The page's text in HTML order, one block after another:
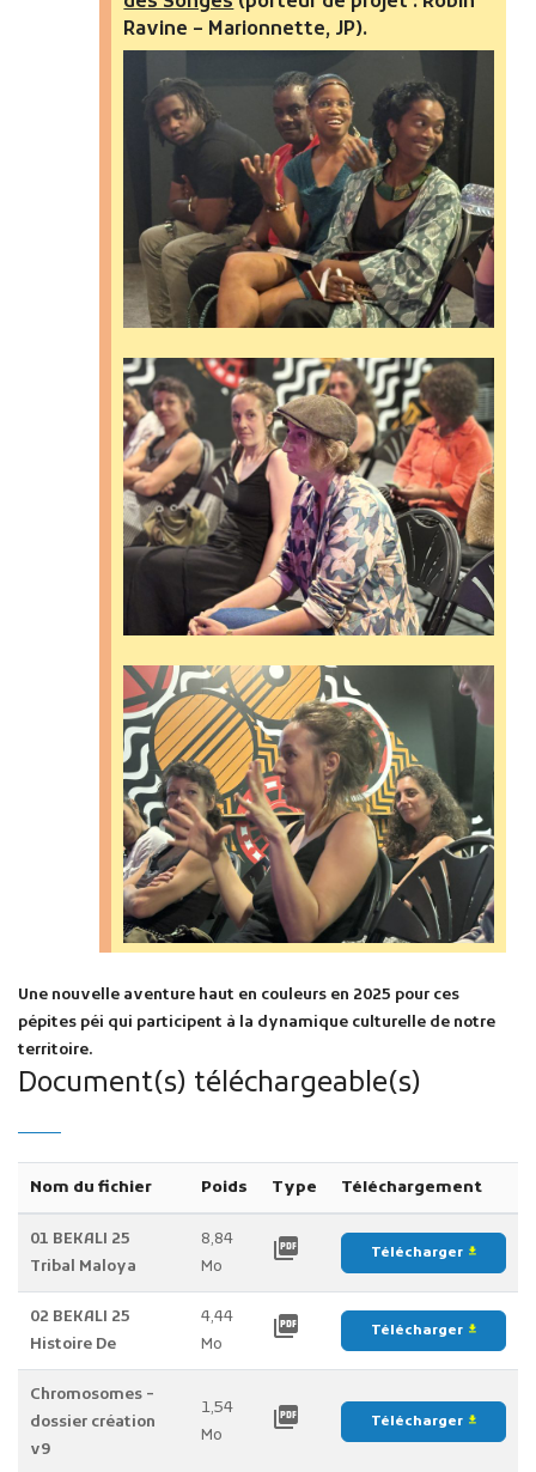
Ravine – Marionnette, JP).
Une nouvelle aventure haut en couleurs en 2025 pour ces
pépites péi qui participent à la dynamique culturelle de notre
territoire.
Document(s) téléchargeable(s)
Nom du fichier Poids Type Téléchargement
01 BEKALI 25
Tribal Maloya
8,84
Mo
picture_as_pdf Télécharger file_download
02 BEKALI 25
Histoire De
4,44
Mo
picture_as_pdf Télécharger file_download
Chromosomes -
dossier création
v9
1,54
Mo
picture_as_pdf Télécharger file_download